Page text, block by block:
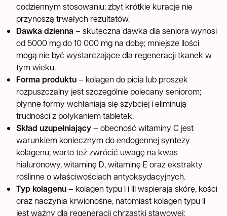
codziennym stosowaniu; zbyt krótkie kuracje nie
przynoszą trwałych rezultatów.
Dawka dzienna – skuteczna dawka dla seniora wynosi
od 5000 mg do 10 000 mg na dobę; mniejsze ilości
mogą nie być wystarczające dla regeneracji tkanek w
tym wieku.
Forma produktu– kolagen do picia lub proszek
rozpuszczalny jest szczególnie polecany seniorom;
płynne formy wchłaniają się szybciej i eliminują
trudności z połykaniem tabletek.
Skład uzupełniający– obecność witaminy C jest
warunkiem koniecznym do endogennej syntezy
kolagenu; warto też zwrócić uwagę na kwas
hialuronowy, witaminę D, witaminę E oraz ekstrakty
roślinne o właściwościach antyoksydacyjnych.
Typ kolagenu– kolagen typu I i III wspierają skórę, kości
oraz naczynia krwionośne, natomiast kolagen typu II
jest ważny dla regeneracji chrząstki stawowej;